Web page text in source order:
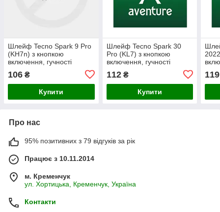
Шлейф Tecno Spark 9 Pro
(KH7n) з кнопкою
включення, гучності
106 ₴
Купити
Шлейф Tecno Spark 30
Pro (KL7) з кнопкою
включення, гучності
112₴
Купити
119
Про нас
95% позитивних з 79 відгуків за рік
Працює з 10.11.2014
м. Кременчук
ул. Хортицька, Кременчук, Україна
Контакти